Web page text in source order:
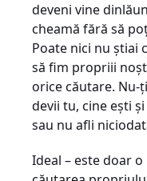
deveni vine
cheamă fără să
Poate nici nu ştiai
să fim propriii
orice căutare. Nu-
devii tu, cine eşti
sau nu afli
Ideal – este doar